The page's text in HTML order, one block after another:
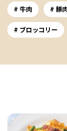
牛肉 豚
ブロッコリー